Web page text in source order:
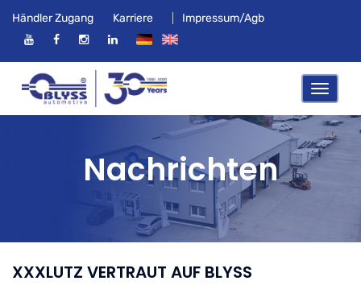
Händler Zugang Karriere Impressum/Agb
Nachrichten
XXXLUTZ VERTRAUT AUF BLYSS